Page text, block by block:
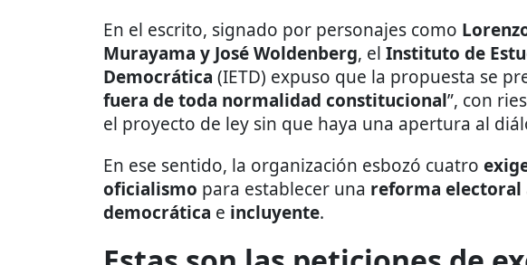
En el escrito, signado por personajes como
Murayama y José Woldenberg, el Instituto de
Democrática (IETD) expuso que la propuesta se
fuera de toda normalidad constitucional”, con
el proyecto de ley sin que haya una apertura al
En ese sentido, la organización esbozó cuatro
oficialismo para establecer una reforma electoral
democrática e incluyente.